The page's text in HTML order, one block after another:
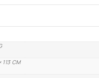
113 CM